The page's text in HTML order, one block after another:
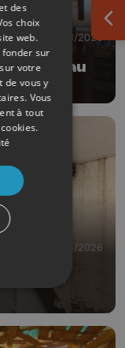
03/06/2026
et au
31/05/2026
du
des
choix
web.
fonder sur
votre
de vous y
. Vous
à tout
.